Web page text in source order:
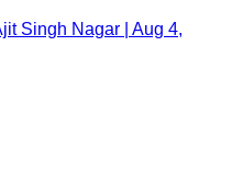
Singh Nagar | Aug 4,